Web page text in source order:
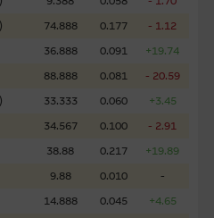
) 74.888 0.177
- 1.12
36.888 0.091
+19.74
88.888 0.081
- 20.59
) 33.333 0.060
+3.45
34.567 0.100
- 2.91
38.88 0.217
+19.89
9.88 0.010
-
14.888 0.045
+4.65
程式屬於第三者的產品。閣下使
負全責。此等軟件的使用，可能
束。
理集團概不承擔經由本網站使用
三者)而引起的責任。麥格理集
，也不提供任何保證，特別是在
責經由本網站使用或下載任何軟
電腦病毒或任何其他後果所導致